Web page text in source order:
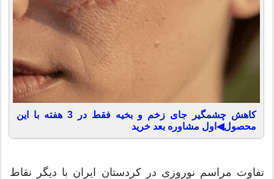
کاهش چشمگیر جای زخم و بخیه فقط در 3 هفته با این
محصول◀اول مشاوره بعد خرید
تفاوت مراسم نوروزی در کردستان ایران با دیگر نقاط